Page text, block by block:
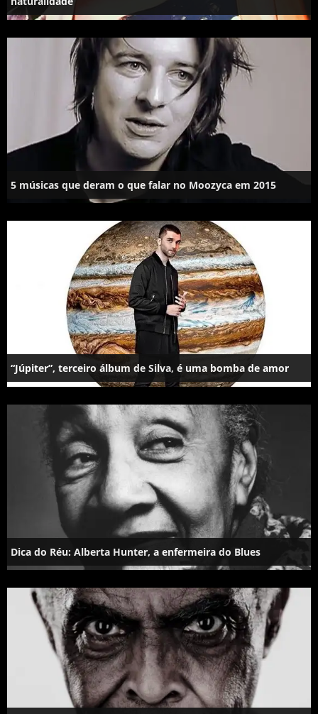
5 músicas que deram o que falar no Moozyca em 2015
“Júpiter”, terceiro álbum de Silva, é uma bomba de amor
Dica do Réu: Alberta Hunter, a enfermeira do Blues